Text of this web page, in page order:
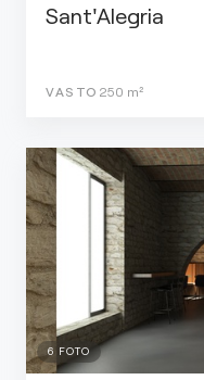
Sant'Alegria
VASTO 250 m²
6 FOTO